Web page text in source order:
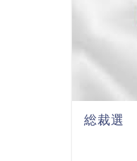
総裁選